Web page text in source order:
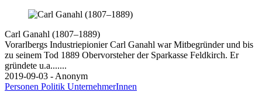
Carl Ganahl (1807–1889)
Vorarlbergs Industriepionier Carl Ganahl war Mitbegründer und bis
zu seinem Tod 1889 Obervorsteher der Sparkasse Feldkirch. Er
gründete u.a.......
2019-09-03 - Anonym
Personen Politik UnternehmerInnen